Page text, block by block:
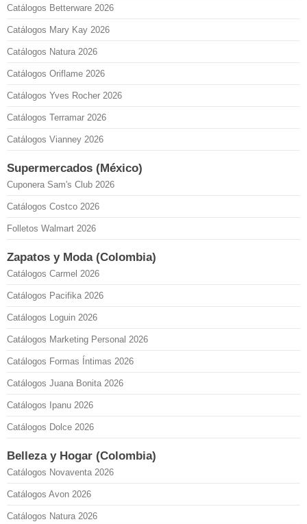
Catálogos Betterware 2026
Catálogos Mary Kay 2026
Catálogos Natura 2026
Catálogos Oriflame 2026
Catálogos Yves Rocher 2026
Catálogos Terramar 2026
Catálogos Vianney 2026
Supermercados (México)
Cuponera Sam's Club 2026
Catálogos Costco 2026
Folletos Walmart 2026
Zapatos y Moda (Colombia)
Catálogos Carmel 2026
Catálogos Pacifika 2026
Catálogos Loguin 2026
Catálogos Marketing Personal 2026
Catálogos Formas Íntimas 2026
Catálogos Juana Bonita 2026
Catálogos Ipanu 2026
Catálogos Dolce 2026
Belleza y Hogar (Colombia)
Catálogos Novaventa 2026
Catálogos Avon 2026
Catálogos Natura 2026